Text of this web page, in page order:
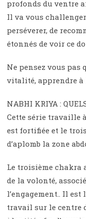
profonds du ventre
Il va vous
perséverer, de
étonnés de voir ce
Ne pensez vous pas
vitalité, apprendre à
NABHI KRIYA :
Cette série travaille
est fortifiée et le
d’aplomb la zone
Le troisième chakra
de la volonté,
l’engagement.. Il
travail sur le centre